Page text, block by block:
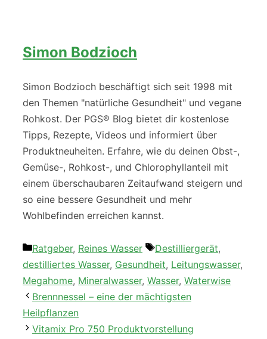
Simon Bodzioch
Simon Bodzioch beschäftigt sich seit 1998 mit
den Themen "natürliche Gesundheit" und vegane
Rohkost. Der PGS® Blog bietet dir kostenlose
Tipps, Rezepte, Videos und informiert über
Produktneuheiten. Erfahre, wie du deinen Obst-,
Gemüse-, Rohkost-, und Chlorophyllanteil mit
einem überschaubaren Zeitaufwand steigern und
so eine bessere Gesundheit und mehr
Wohlbefinden erreichen kannst.
Kategorien
Ratgeber, Reines Wasser Schlagwörter
Destilliergerät,
destilliertes Wasser, Gesundheit, Leitungswasser,
Megahome, Mineralwasser, Wasser, Waterwise
Brennnessel – eine der mächtigsten
Heilpflanzen
Vitamix Pro 750 Produktvorstellung